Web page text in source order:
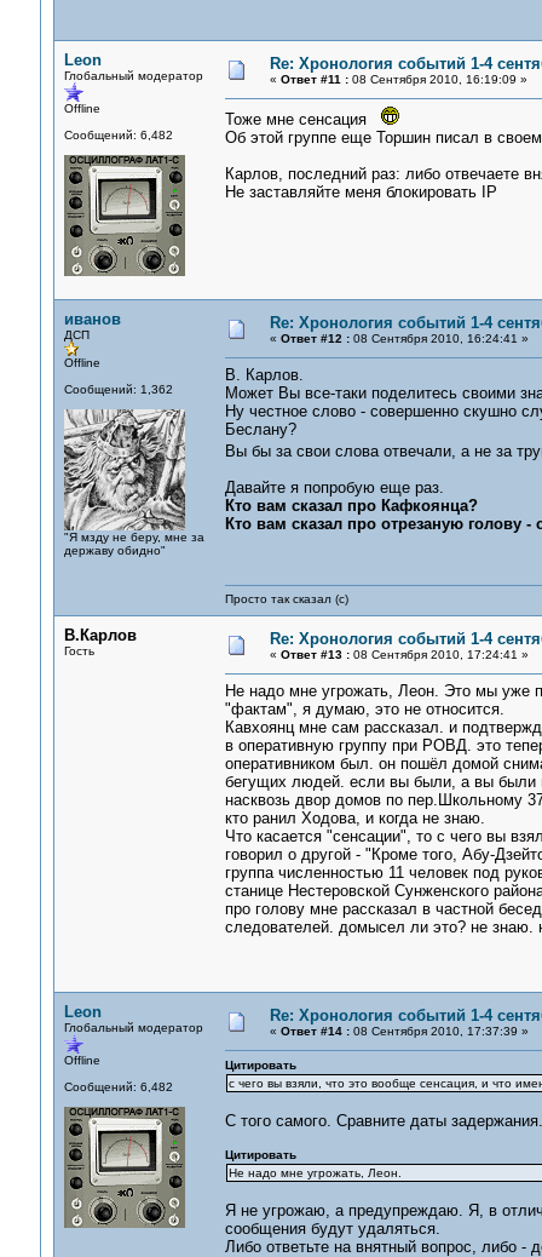
Leon
Глобальный модератор
Offline
Сообщений: 6,482
Re: Хронология событий 1-4
« Ответ #11 :08 Сентября 2010, 16:19:09 »
Тоже мне сенсация
Об этой группе еще Торшин писал в
Карлов, последний раз: либо отвечаете
Не заставляйте меня блокировать IP
иванов
ДСП
Offline
Сообщений: 1,362
"Я мзду не беру, мне за
державу обидно"
Re: Хронология событий 1-4
« Ответ #12 :08 Сентября 2010, 16:24:41 »
В. Карлов.
Может Вы все-таки поделитесь своими
Ну честное слово - совершенно скушно
Беслану?
Вы бы за свои слова отвечали, а не за
Давайте я попробую еще раз.
Кто вам сказал про Кафкоянца?
Кто вам сказал про отрезаную голову -
Просто так сказал (с)
В.Карлов
Гость
Re: Хронология событий 1-4
« Ответ #13 :08 Сентября 2010, 17:24:41 »
Не надо мне угрожать, Леон. Это мы уже
"фактам", я думаю, это не относится.
Кавхоянц мне сам рассказал. и
в оперативную группу при РОВД. это
оперативником был. он пошёл домой
бегущих людей. если вы были, а вы были
насквозь двор домов по пер.Школьному
кто ранил Ходова, и когда не знаю.
Что касается "сенсации", то с чего вы
говорил о другой - "Кроме того, Абу-
группа численностью 11 человек под
станице Нестеровской Сунженского
про голову мне рассказал в частной
следователей. домысел ли это? не
Leon
Глобальный модератор
Offline
Сообщений: 6,482
Re: Хронология событий 1-4
« Ответ #14 :08 Сентября 2010, 17:37:39 »
Цитировать
с чего вы взяли, что это вообще сенсация, и что
С того самого. Сравните даты задержания.
Цитировать
Не надо мне угрожать, Леон.
Я не угрожаю, а предупреждаю. Я, в
сообщения будут удаляться.
Либо ответьте на внятный вопрос, либо -